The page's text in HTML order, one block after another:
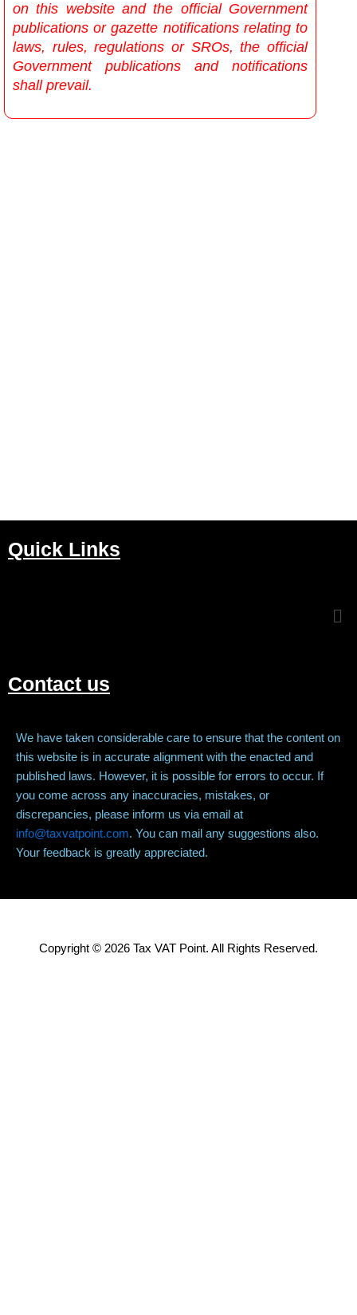
on this website and the official Government
publications or gazette notifications relating to
laws, rules, regulations or SROs, the official
Government publications and notifications
shall prevail.
Quick Links
Contact us
We have taken considerable care to ensure that the content on
this website is in accurate alignment with the enacted and
published laws. However, it is possible for errors to occur. If
you come across any inaccuracies, mistakes, or
discrepancies, please inform us via email at
info@taxvatpoint.com. You can mail any suggestions also.
Your feedback is greatly appreciated.
Copyright © 2026 Tax VAT Point. All Rights Reserved.